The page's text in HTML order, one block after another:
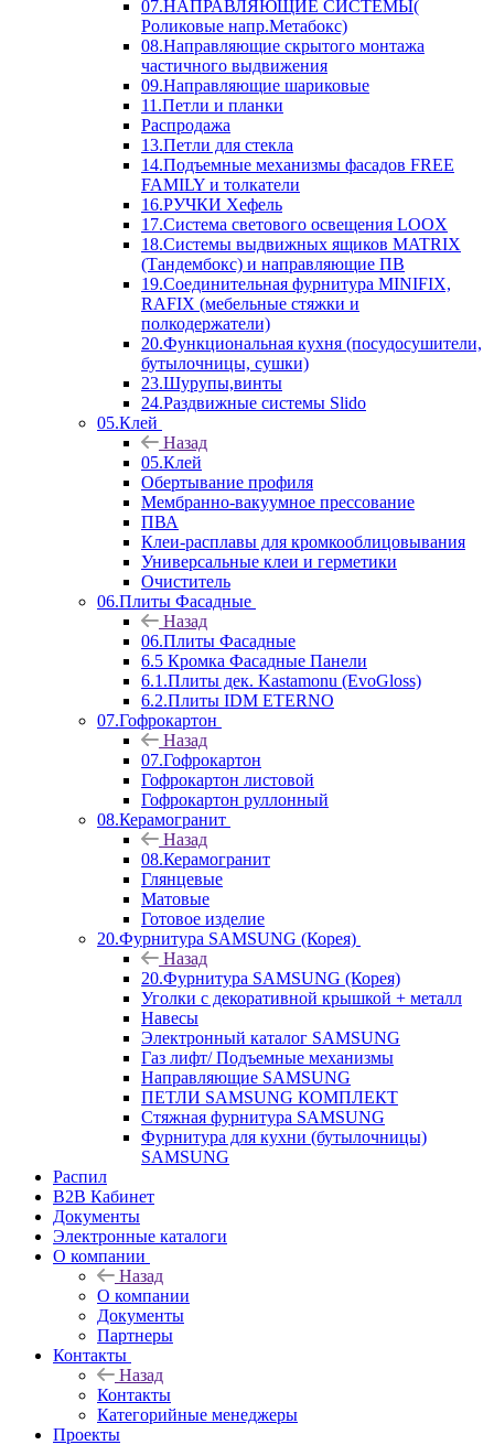
07.НАПРАВЛЯЮЩИЕ СИСТЕМЫ(
Роликовые напр.Метабокс)
08.Направляющие скрытого монтажа
частичного выдвижения
09.Направляющие шариковые
11.Петли и планки
Распродажа
13.Петли для стекла
14.Подъемные механизмы фасадов FREE
FAMILY и толкатели
16.РУЧКИ Хефель
17.Система светового освещения LOOX
18.Системы выдвижных ящиков MATRIX
(Тандембокс) и направляющие ПВ
19.Соединительная фурнитура MINIFIX,
RAFIX (мебельные стяжки и
полкодержатели)
20.Функциональная кухня (посудосушители,
бутылочницы, сушки)
23.Шурупы,винты
24.Раздвижные системы Slido
05.Клей
Назад
05.Клей
Обертывание профиля
Мембранно-вакуумное прессование
ПВА
Клеи-расплавы для кромкооблицовывания
Универсальные клеи и герметики
Очиститель
06.Плиты Фасадные
Назад
06.Плиты Фасадные
6.5 Кромка Фасадные Панели
6.1.Плиты дек. Kastamonu (EvoGloss)
6.2.Плиты IDM ETERNO
07.Гофрокартон
Назад
07.Гофрокартон
Гофрокартон листовой
Гофрокартон руллонный
08.Керамогранит
Назад
08.Керамогранит
Глянцевые
Матовые
Готовое изделие
20.Фурнитура SAMSUNG (Корея)
Назад
20.Фурнитура SAMSUNG (Корея)
Уголки с декоративной крышкой + металл
Навесы
Электронный каталог SAMSUNG
Газ лифт/ Подъемные механизмы
Направляющие SAMSUNG
ПЕТЛИ SAMSUNG КОМПЛЕКТ
Стяжная фурнитура SAMSUNG
Фурнитура для кухни (бутылочницы)
SAMSUNG
Распил
B2B Кабинет
Документы
Электронные каталоги
О компании
Назад
О компании
Документы
Партнеры
Контакты
Назад
Контакты
Категорийные менеджеры
Проекты